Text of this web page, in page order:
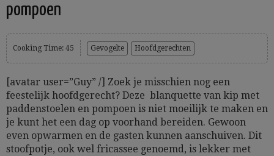
pompoen
Cooking Time: 45 Gevogelte Hoofdgerechten
[avatar user=”Guy” /] Zoek je misschien nog een
feestelijk hoofdgerecht? Deze blanquette van kip met
paddenstoelen en pompoen is niet moeilijk te maken en
je kunt het een dag op voorhand bereiden. Gewoon
even opwarmen en de gasten kunnen aanschuiven. Dit
stoofpotje, ook wel fricassee genoemd, is lekker met